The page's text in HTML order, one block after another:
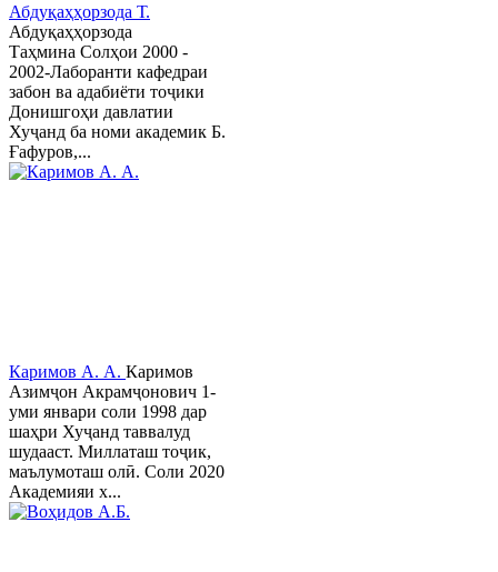
Абдуқаҳҳорзода Т.
Абдуқаҳҳорзода
Таҳмина Солҳои 2000 -
2002-Лаборанти кафедраи
забон ва адабиёти тоҷики
Донишгоҳи давлатии
Хуҷанд ба номи академик Б.
Ғафуров,...
Каримов А. А. Каримов
Азимҷон Акрамҷонович 1-
уми январи соли 1998 дар
шаҳри Хуҷанд таввалуд
шудааст. Миллаташ тоҷик,
маълумоташ олӣ. Соли 2020
Академияи х...